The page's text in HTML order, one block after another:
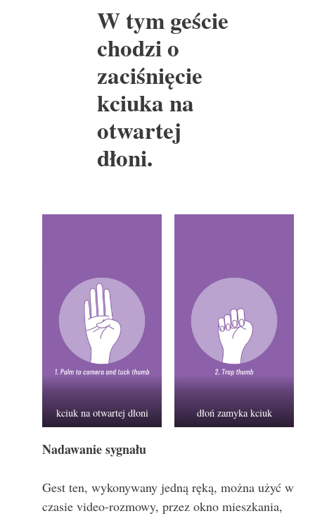
W tym geście
chodzi o
zaciśnięcie
kciuka na
otwartej
dłoni.
kciuk na otwartej dłoni dłoń zamyka kciuk
Nadawanie sygnału
Gest ten, wykonywany jedną ręką, można użyć w
czasie video-rozmowy, przez okno mieszkania,